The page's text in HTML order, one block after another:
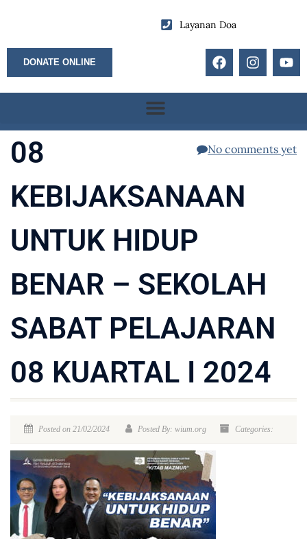
Layanan Doa
DONATE ONLINE
No comments yet
08
KEBIJAKSANAAN
UNTUK HIDUP
BENAR – SEKOLAH
SABAT PELAJARAN
08 KUARTAL I 2024
Posted on 21/02/2024 Posted By: wium.org Categories: